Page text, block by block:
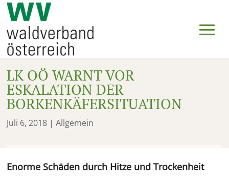
LK OÖ WARNT VOR
ESKALATION DER
BORKENKÄFERSITUATION
Juli 6, 2018 | Allgemein
Enorme Schäden durch Hitze und Trockenheit